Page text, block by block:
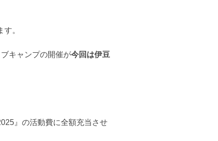
。
キャンプの開催が今回は伊豆
』の活動費に全額充当させ